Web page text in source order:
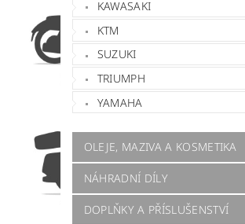
KAWASAKI
KTM
SUZUKI
TRIUMPH
YAMAHA
OLEJE, MAZIVA A KOSMETIKA
NÁHRADNÍ DÍLY
DOPLŇKY A PŘÍSLUŠENSTVÍ